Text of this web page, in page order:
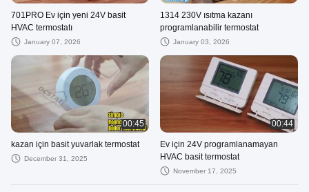
701PRO Ev için yeni 24V basit
HVAC termostatı
January 07, 2026
1314 230V ısıtma kazanı
programlanabilir termostat
January 03, 2026
00:45
kazan için basit yuvarlak termostat
December 31, 2025
00:44
Ev için 24V programlanamayan
HVAC basit termostat
November 17, 2025